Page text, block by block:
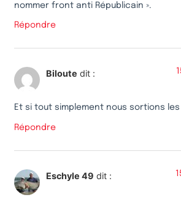
nommer front anti Républicain ».
Répondre
Biloute dit :
Et si tout simplement nous sortions
Répondre
Eschyle 49 dit :